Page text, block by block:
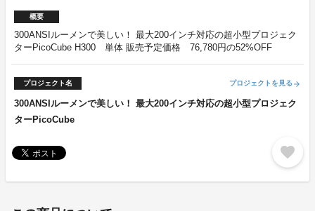
概要
300ANSIルーメンで美しい！ 最大200インチ対応の超小型プロジェク
ターPicoCube H300 単体 販売予定価格 76,780円の52%OFF
プロジェクト名 プロジェクトを見る arrow_forward
300ANSIルーメンで美しい！ 最大200インチ対応の超小型プロジェク
ターPicoCube
favorite